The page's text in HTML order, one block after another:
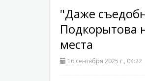
"Даже
Подкорытова
места
16 сентября 2025 г., 04:22